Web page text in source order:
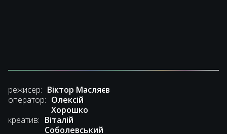
режисер: Віктор Масляєв
оператор: Олексій
Хорошко
креатив: Віталій
Соболевський